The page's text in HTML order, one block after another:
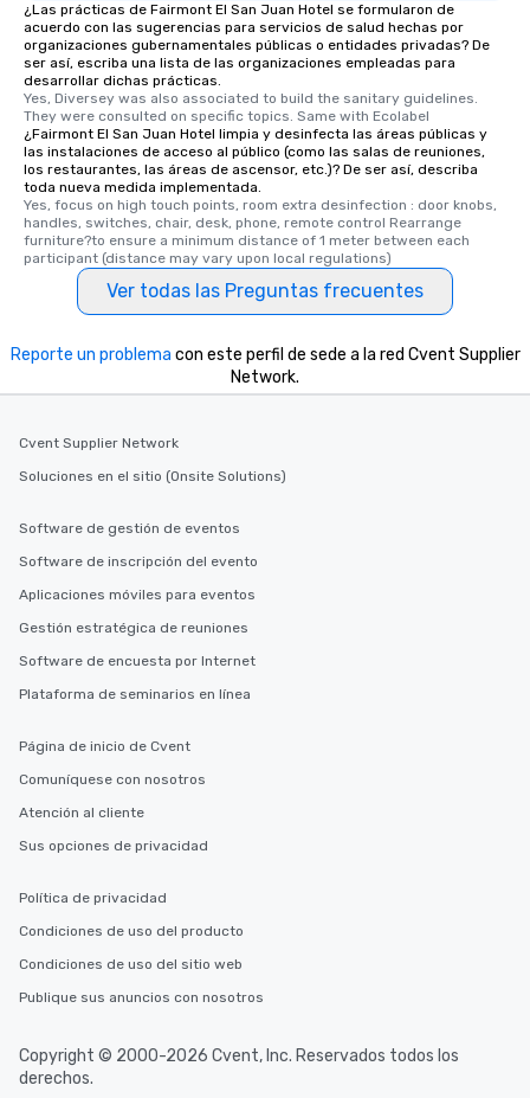
¿Las prácticas de Fairmont El San Juan Hotel se formularon de
acuerdo con las sugerencias para servicios de salud hechas por
organizaciones gubernamentales públicas o entidades privadas? De
ser así, escriba una lista de las organizaciones empleadas para
desarrollar dichas prácticas.
Yes, Diversey was also associated to build the sanitary guidelines.
They were consulted on specific topics. Same with Ecolabel
¿Fairmont El San Juan Hotel limpia y desinfecta las áreas públicas y
las instalaciones de acceso al público (como las salas de reuniones,
los restaurantes, las áreas de ascensor, etc.)? De ser así, describa
toda nueva medida implementada.
Yes, focus on high touch points, room extra desinfection : door knobs,
handles, switches, chair, desk, phone, remote control Rearrange
furniture?to ensure a minimum distance of 1 meter between each
participant (distance may vary upon local regulations)
Ver todas las Preguntas frecuentes
Reporte un problema con este perfil de sede a la red Cvent Supplier
Network.
Cvent Supplier Network
Soluciones en el sitio (Onsite Solutions)
Software de gestión de eventos
Software de inscripción del evento
Aplicaciones móviles para eventos
Gestión estratégica de reuniones
Software de encuesta por Internet
Plataforma de seminarios en línea
Página de inicio de Cvent
Comuníquese con nosotros
Atención al cliente
Sus opciones de privacidad
Política de privacidad
Condiciones de uso del producto
Condiciones de uso del sitio web
Publique sus anuncios con nosotros
Copyright © 2000-2026 Cvent, Inc. Reservados todos los
derechos.